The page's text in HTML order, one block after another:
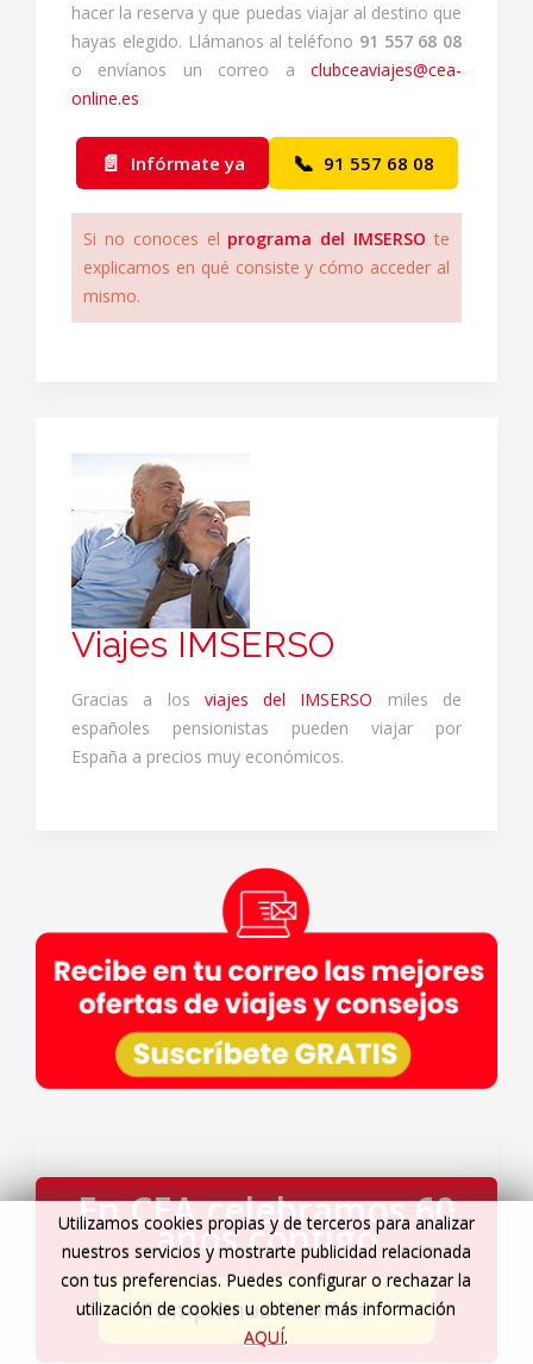
hacer la reserva y que puedas viajar al destino que
hayas elegido. Llámanos al teléfono 91 557 68 08
o envíanos un correo a clubceaviajes@cea-
online.es
📄 Infórmate ya 📞 91 557 68 08
Si no conoces el programa del IMSERSO te
explicamos en qué consiste y cómo acceder al
mismo.
Viajes IMSERSO
Gracias a los viajes del IMSERSO miles de
españoles pensionistas pueden viajar por
España a precios muy económicos.
En CEA celebramos 60
años contigo
Cumplimos 60 años→
Utilizamos cookies propias y de terceros para analizar
nuestros servicios y mostrarte publicidad relacionada
con tus preferencias. Puedes configurar o rechazar la
utilización de cookies u obtener más información
AQUÍ.